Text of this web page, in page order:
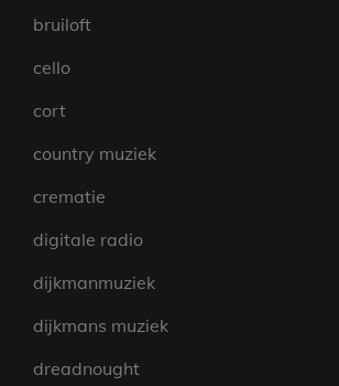
bruiloft
cello
cort
country muziek
crematie
digitale radio
dijkmanmuziek
dijkmans muziek
dreadnought